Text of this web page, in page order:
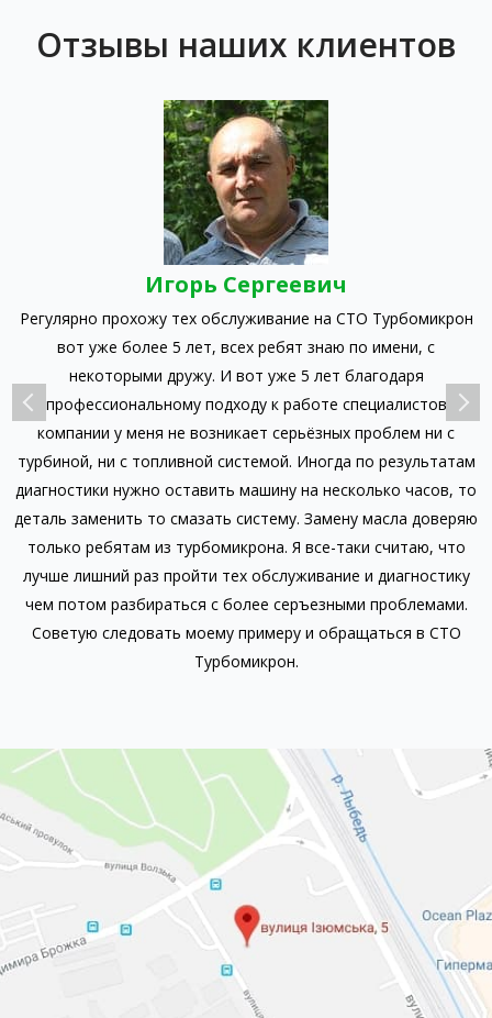
Отзывы наших клиентов
Игорь Сергеевич
Регулярно прохожу тех обслуживание на СТО Турбомикрон
вот уже более 5 лет, всех ребят знаю по имени, с
некоторыми дружу. И вот уже 5 лет благодаря
профессиональному подходу к работе специалистов
компании у меня не возникает серьёзных проблем ни с
турбиной, ни с топливной системой. Иногда по результатам
диагностики нужно оставить машину на несколько часов, то
деталь заменить то смазать систему. Замену масла доверяю
только ребятам из турбомикрона. Я все-таки считаю, что
лучше лишний раз пройти тех обслуживание и диагностику
чем потом разбираться с более серъезными проблемами.
Советую следовать моему примеру и обращаться в СТО
Турбомикрон.